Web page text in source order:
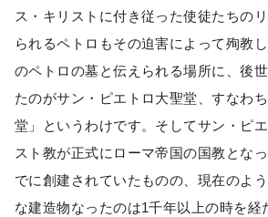
ス・キリストに付き従った使徒たちの
られるペトロもその迫害によって殉教
のペトロの墓と伝えられる場所に、後
たのがサン・ピエトロ大聖堂、すなわ
堂」というわけです。そしてサン・ピ
スト教が正式にローマ帝国の国教とな
でに創建されていたものの、現在のよ
な建造物なったのは1千年以上の時を経